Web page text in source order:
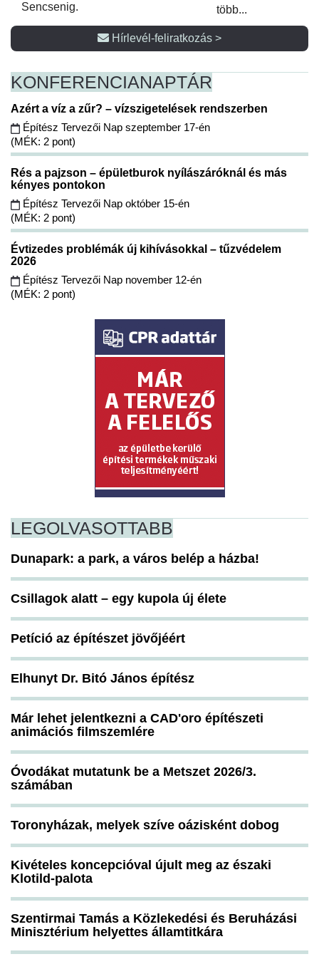
Sencsenig.
több...
Hírlevél-feliratkozás >
KONFERENCIANAPTÁR
Azért a víz a zűr? – vízszigetelések rendszerben
Építész Tervezői Nap szeptember 17-én
(MÉK: 2 pont)
Rés a pajzson – épületburok nyílászáróknál és más
kényes pontokon
Építész Tervezői Nap október 15-én
(MÉK: 2 pont)
Évtizedes problémák új kihívásokkal – tűzvédelem
2026
Építész Tervezői Nap november 12-én
(MÉK: 2 pont)
LEGOLVASOTTABB
Dunapark: a park, a város belép a házba!
Csillagok alatt – egy kupola új élete
Petíció az építészet jövőjéért
Elhunyt Dr. Bitó János építész
Már lehet jelentkezni a CAD'oro építészeti
animációs filmszemlére
Óvodákat mutatunk be a Metszet 2026/3.
számában
Toronyházak, melyek szíve oázisként dobog
Kivételes koncepcióval újult meg az északi
Klotild-palota
Szentirmai Tamás a Közlekedési és Beruházási
Minisztérium helyettes államtitkára